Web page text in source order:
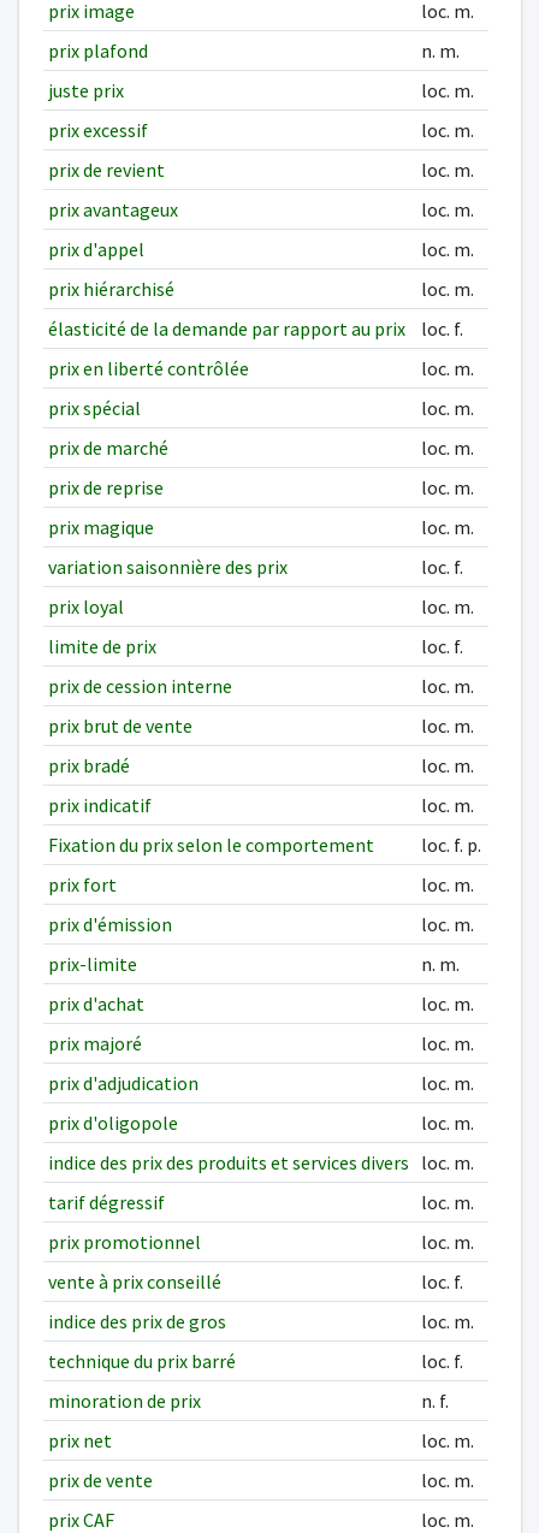
prix image
loc. m.
prix plafond
n. m.
juste prix
loc. m.
prix excessif
loc. m.
prix de revient
loc. m.
prix avantageux
loc. m.
prix d'appel
loc. m.
prix hiérarchisé
loc. m.
élasticité de la demande par rapport au prix
loc. f.
prix en liberté contrôlée
loc. m.
prix spécial
loc. m.
prix de marché
loc. m.
prix de reprise
loc. m.
prix magique
loc. m.
variation saisonnière des prix
loc. f.
prix loyal
loc. m.
limite de prix
loc. f.
prix de cession interne
loc. m.
prix brut de vente
loc. m.
prix bradé
loc. m.
prix indicatif
loc. m.
Fixation du prix selon le comportement
loc. f. p.
prix fort
loc. m.
prix d'émission
loc. m.
prix-limite
n. m.
prix d'achat
loc. m.
prix majoré
loc. m.
prix d'adjudication
loc. m.
prix d'oligopole
loc. m.
indice des prix des produits et services divers loc. m.
tarif dégressif
loc. m.
prix promotionnel
loc. m.
vente à prix conseillé
loc. f.
indice des prix de gros
loc. m.
technique du prix barré
loc. f.
minoration de prix
n. f.
prix net
loc. m.
prix de vente
loc. m.
prix CAF
loc. m.